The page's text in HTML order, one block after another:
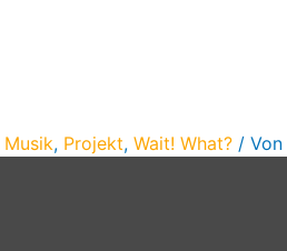
Musik, Projekt, Wait! What? / Von